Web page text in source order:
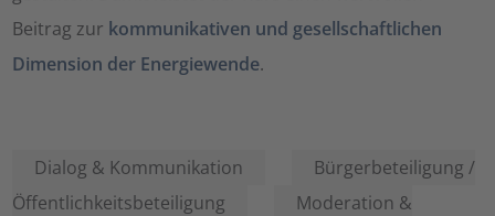
Beitrag zur kommunikativen und gesellschaftlichen
Dimension der Energiewende.
Dialog & Kommunikation
Bürgerbeteiligung /
Öffentlichkeitsbeteiligung
Moderation &